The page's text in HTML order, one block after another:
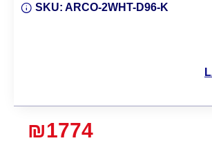
₪1774
SKU: ARCO-2WHT-D96-K